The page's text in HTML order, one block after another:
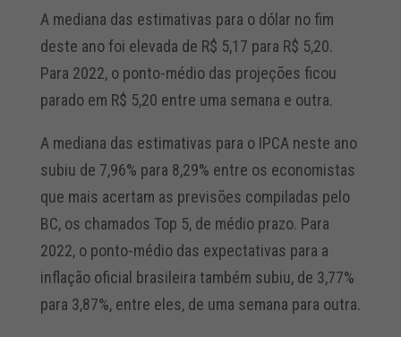
A mediana das estimativas para o dólar no fim
deste ano foi elevada de R$ 5,17 para R$ 5,20.
Para 2022, o ponto-médio das projeções ficou
parado em R$ 5,20 entre uma semana e outra.
A mediana das estimativas para o IPCA neste ano
subiu de 7,96% para 8,29% entre os economistas
que mais acertam as previsões compiladas pelo
BC, os chamados Top 5, de médio prazo. Para
2022, o ponto-médio das expectativas para a
inflação oficial brasileira também subiu, de 3,77%
para 3,87%, entre eles, de uma semana para outra.